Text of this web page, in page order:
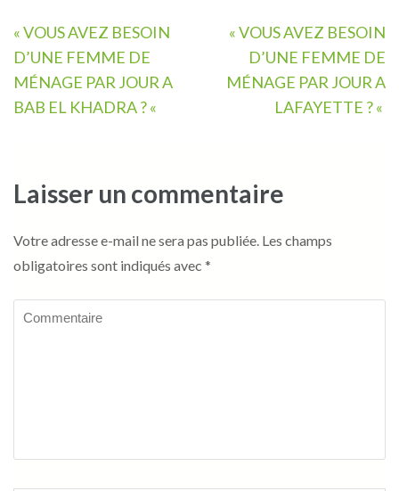
Navigation
de
l’article
« VOUS AVEZ BESOIN
D’UNE FEMME DE
MÉNAGE PAR JOUR A
BAB EL KHADRA ? «
« VOUS AVEZ BESOIN
D’UNE FEMME DE
MÉNAGE PAR JOUR A
LAFAYETTE ? «
Laisser un commentaire
Votre adresse e-mail ne sera pas publiée. Les champs
obligatoires sont indiqués avec *
Commentaire